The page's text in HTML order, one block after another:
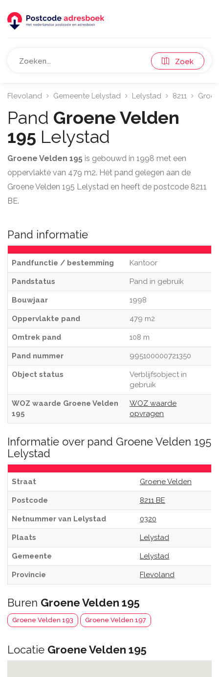
Zoek
Flevoland Gemeente Lelystad Lelystad 8211
Pand Groene Velden
195 Lelystad
Groene Velden 195 is gebouwd in 1998 met een
oppervlakte van 479 m2. Het pand gelegen aan de
Groene Velden 195 Lelystad en heeft de postcode 8211
BE.
Pand informatie
Pandfunctie / bestemming Kantoor
Pandstatus Pand in gebruik
Bouwjaar 1998
Oppervlakte pand 479 m2
Omtrek pand 108 m
Pand nummer 995100000721350
Object status
Verblijfsobject in
gebruik
WOZ waarde Groene Velden
195
WOZ waarde
opvragen
Informatie over pand Groene Velden 195
Lelystad
Straat Groene Velden
Postcode 8211 BE
Netnummer van Lelystad 0320
Plaats Lelystad
Gemeente Lelystad
Provincie Flevoland
Buren Groene Velden 195
Groene Velden 193 Groene Velden 197
Locatie Groene Velden 195